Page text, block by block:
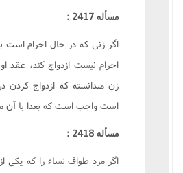
مسأله 2417 :
اگر زنى که در حال احرام است
احرام نيست ازدواج کند، عقد
زن مىدانسته که ازدواج کردن
است واجب است که بعدا با آن
مسأله 2418 :
اگر مرد طواف نساء را که يکى